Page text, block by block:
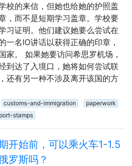
校的来信，但她也给她的护照盖
，而不是短期学习盖章。学校要
习证明。他们建议她要么尝试在
一名IO讲话以获得正确的印章，
家。 如果她要访问希思罗机场，
到达了入境口，她将如何尝试联
还有另一种不涉及离开该国的方
customs-and-immigration
paperwork
stamps
开始前，可以乘火车1-1.5
罗斯吗？